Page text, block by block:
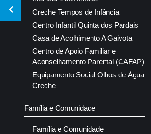
Creche Tempos de Infância
Centro Infantil Quinta dos Pardais
Casa de Acolhimento A Gaivota
Centro de Apoio Familiar e
Aconselhamento Parental (CAFAP)
Equipamento Social Olhos de Água –
Creche
Família e Comunidade
Família e Comunidade